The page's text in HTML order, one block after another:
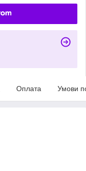
Оплата Умови